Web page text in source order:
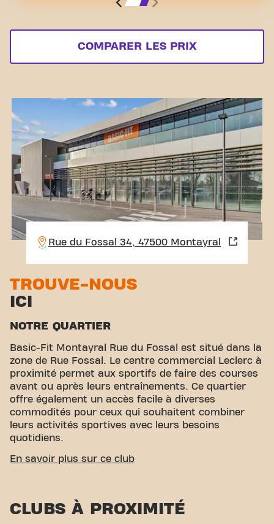
COMPARER LES PRIX
Rue du Fossal 34, 47500 Montayral
TROUVE-NOUS
ICI
NOTRE QUARTIER
Basic-Fit Montayral Rue du Fossal est situé dans la
zone de Rue Fossal. Le centre commercial Leclerc à
proximité permet aux sportifs de faire des courses
avant ou après leurs entraînements. Ce quartier
offre également un accès facile à diverses
commodités pour ceux qui souhaitent combiner
leurs activités sportives avec leurs besoins
quotidiens.
ACCESSIBILITÉ FACILE
transport : Parking :Parking Velotte, Parking
En savoir plus sur ce club
CLUBS À PROXIMITÉ